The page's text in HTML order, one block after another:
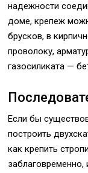
надежности
доме, крепеж
брусков, в
проволоку,
газосиликата —
Если бы
построить
как крепить
заблаговременно,